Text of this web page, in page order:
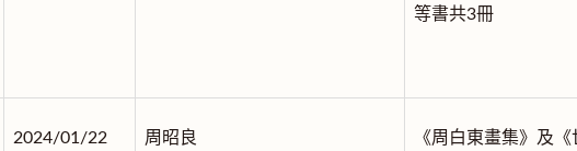
等書共3冊
2024/01/22 周昭良 《周白東畫集》及